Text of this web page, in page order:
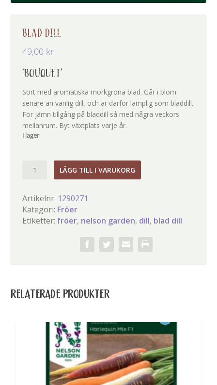
BLAD DILL
49,00 kr
’BOUQUET’
Sort med aromatiska mörkgröna blad. Går i blom
senare än vanlig dill, och är därför lämplig som bladdill.
För jämn tillgång på bladdill så med några veckors
mellanrum. Byt växtplats varje år.
I lager
Blad
LÄGG TILL I VARUKORG
Artikelnr: 1290271
Kategori: Fröer
Etiketter: fröer, nelson garden, dill, blad dill
RELATERADE PRODUKTER